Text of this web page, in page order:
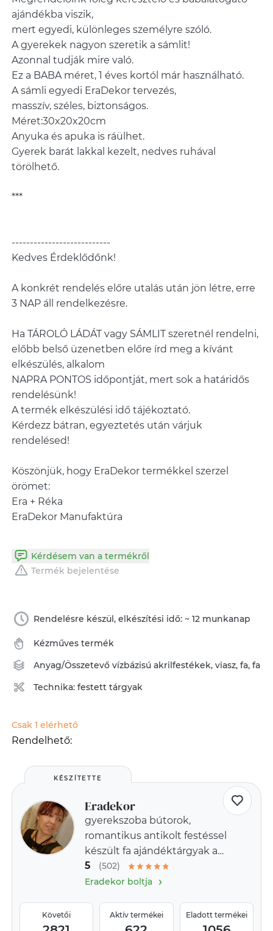
ajándékba viszik,
mert egyedi, különleges személyre szóló.
A gyerekek nagyon szeretik a sámlit!
Azonnal tudják mire való.
Ez a BABA méret, 1 éves kortól már használható.
A sámli egyedi EraDekor tervezés,
masszív, széles, biztonságos.
Méret:30x20x20cm
Anyuka és apuka is ráülhet.
Gyerek barát lakkal kezelt, nedves ruhával
törölhető.
***
---------------------------
Kedves Érdeklődőnk!
A konkrét rendelés előre utalás után jön létre, erre
3 NAP áll rendelkezésre.
Ha TÁROLÓ LÁDÁT vagy SÁMLIT szeretnél rendelni,
előbb belső üzenetben előre írd meg a kívánt
elkészülés, alkalom
NAPRA PONTOS időpontját, mert sok a határidős
rendelésünk!
A termék elkészülési idő tájékoztató.
Kérdezz bátran, egyeztetés után várjuk
rendelésed!
Köszönjük, hogy EraDekor termékkel szerzel
örömet:
Era + Réka
EraDekor Manufaktúra
Kérdésem van a termékről
Termék bejelentése
Rendelésre készül, elkészítési idő: ~ 12 munkanap
Kézműves termék
Anyag/Összetevővízbázisú akrilfestékek,viasz,fa,fa
Technika:festett tárgyak
Csak 1 elérhető
Rendelhető:
KÉSZÍTETTE
Eradekor
gyerekszoba bútorok,
romantikus antikolt festéssel
készült fa ajándéktárgyak a
provence-i stílus jegyében
5
(502)
Eradekor boltja›
Követői Aktív termékei Eladott termékei